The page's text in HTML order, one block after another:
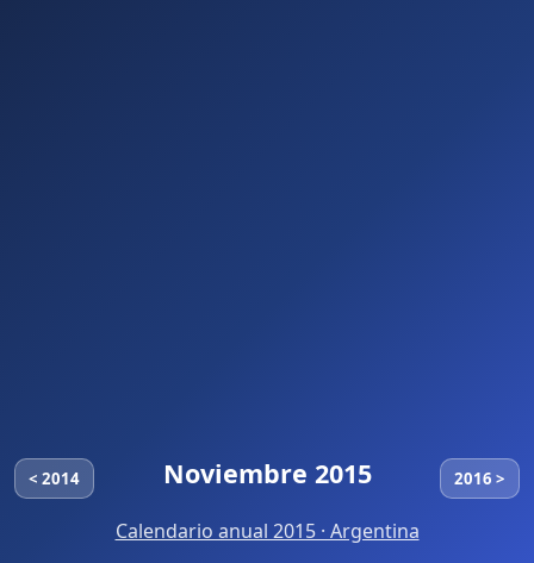
< 2014 Noviembre 2015 2016 >
Calendario anual 2015 · Argentina